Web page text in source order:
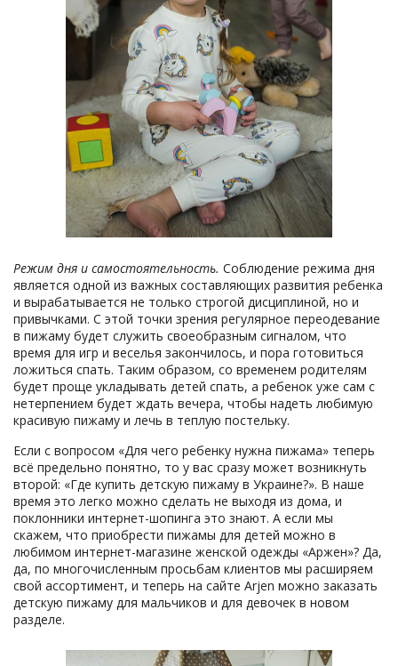
Режим дня и самостоятельность. Соблюдение режима дня
является одной из важных составляющих развития ребенка
и вырабатывается не только строгой дисциплиной, но и
привычками. С этой точки зрения регулярное переодевание
в пижаму будет служить своеобразным сигналом, что
время для игр и веселья закончилось, и пора готовиться
ложиться спать. Таким образом, со временем родителям
будет проще укладывать детей спать, а ребенок уже сам с
нетерпением будет ждать вечера, чтобы надеть любимую
красивую пижаму и лечь в теплую постельку.
Если с вопросом «Для чего ребенку нужна пижама» теперь
всё предельно понятно, то у вас сразу может возникнуть
второй: «Где купить детскую пижаму в Украине?». В наше
время это легко можно сделать не выходя из дома, и
поклонники интернет-шопинга это знают. А если мы
скажем, что приобрести пижамы для детей можно в
любимом интернет-магазине женской одежды «Аржен»? Да,
да, по многочисленным просьбам клиентов мы расширяем
свой ассортимент, и теперь на сайте Arjen можно заказать
детскую пижаму для мальчиков и для девочек в новом
разделе.